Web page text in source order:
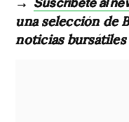
una selección de
noticias bursátiles